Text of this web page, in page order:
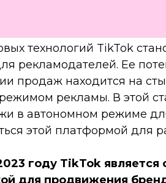
технологий TikTok
рекламодателей. Ее
продаж находится на
рекламы. В этой
в автономном режиме
этой платформой для
году TikTok является
для продвижения